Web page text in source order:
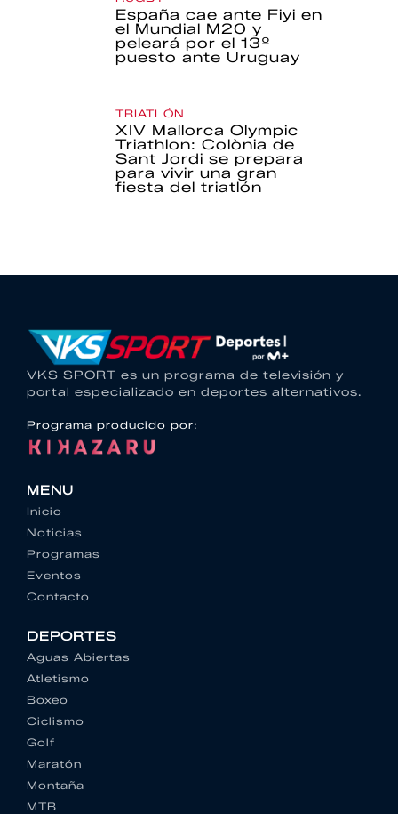
España cae ante Fiyi en
el Mundial M20 y
peleará por el 13º
puesto ante Uruguay
TRIATLÓN
XIV Mallorca Olympic
Triathlon: Colònia de
Sant Jordi se prepara
para vivir una gran
fiesta del triatlón
VKS SPORT es un programa de televisión y
portal especializado en deportes alternativos.
Programa producido por:
MENU
Inicio
Noticias
Programas
Eventos
Contacto
DEPORTES
Aguas Abiertas
Atletismo
Boxeo
Ciclismo
Golf
Maratón
Montaña
MTB